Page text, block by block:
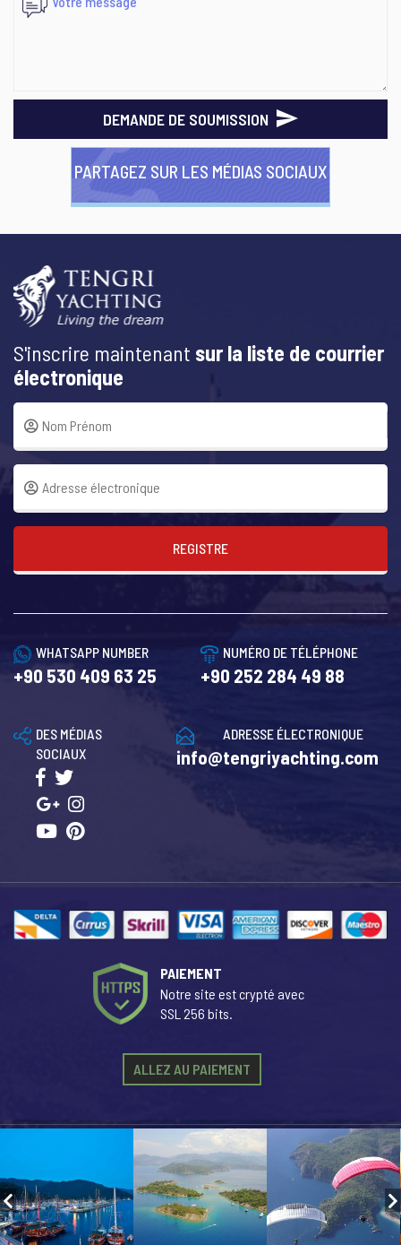
DEMANDE DE SOUMISSION
PARTAGEZ SUR LES MÉDIAS SOCIAUX
S'inscrire maintenant sur la liste de courrier
électronique
REGISTRE
WHATSAPP NUMBER
+90 530 409 63 25
NUMÉRO DE TÉLÉPHONE
+90 252 284 49 88
ADRESSE ÉLECTRONIQUE
info@tengriyachting.com
DES MÉDIAS
SOCIAUX
PAIEMENT
Notre site est crypté avec
SSL 256 bits.
ALLEZ AU PAIEMENT